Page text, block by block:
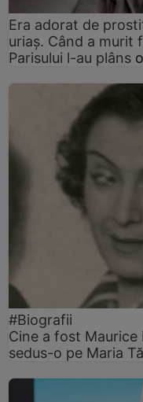
Era adorat de
uriaș. Când a murit
Parisului l-au plâns
#Biografii
Cine a fost
sedus-o pe Maria